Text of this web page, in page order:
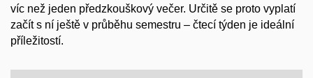
víc než jeden předzkouškový večer. Určitě se proto vyplatí
začít s ní ještě v průběhu semestru – čtecí týden je ideální
příležitostí.